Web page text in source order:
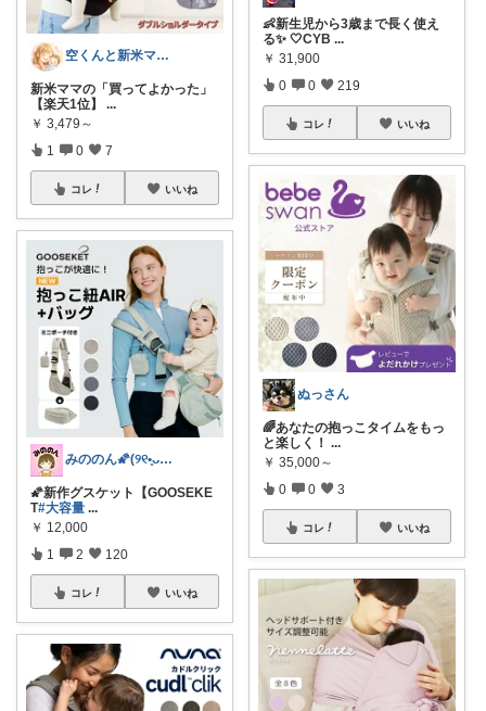
空くんと新米ママ🌸💪
新米ママの「買ってよかった」
【楽天1位】
...
￥ 3,479～
1 0 7
コレ いいね
みののん🌠(୨୧•͈ᴗ•͈)感謝♡
🌠新作グスケット【GOOSEKE
T#大容量 ...
￥ 12,000
1 2 120
コレ いいね
👶新生児から3歳まで長く使え
る✨ 🤍CYB ...
￥ 31,900
0 0 219
コレ いいね
ぬっさん
🌈あなたの抱っこタイムをもっ
と楽しく！ ...
￥ 35,000～
0 0 3
コレ いいね